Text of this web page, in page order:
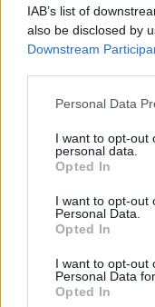
IAB’s list of
also be disclosed by
Downstream
Personal Data
I want to opt-out
personal data.
Opted In
I want to opt-out
Personal Data.
Opted In
I want to opt-out
Personal Data
Opted In